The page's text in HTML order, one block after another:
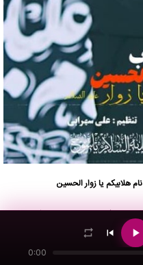
نام هلابیکم یا زوار الحسین
باب
با کیفیت ۱۲۸ و ۳۲۰ و مشاهده متن
مطلب مراجعه نمائید …
0:00